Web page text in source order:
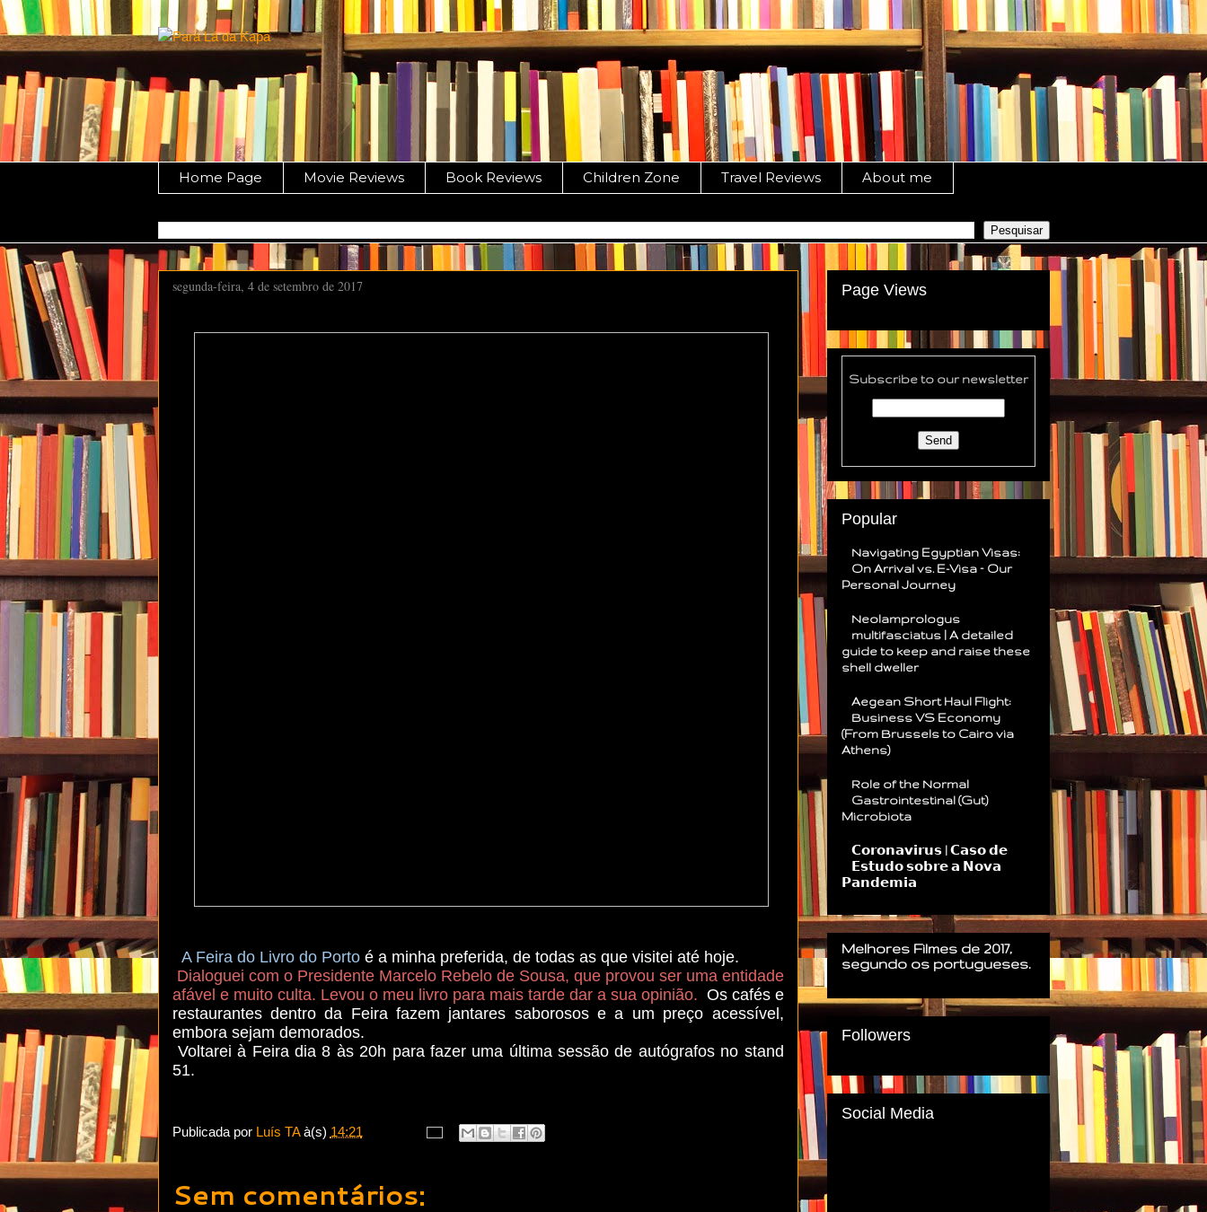
Home Page Movie Reviews Book Reviews Children Zone Travel Reviews About me
segunda-feira, 4 de setembro de 2017
A Feira do Livro do Portoé a minha preferida, de todas as que visitei até hoje.
Dialoguei com o Presidente Marcelo Rebelo de Sousa, que provou ser uma entidade
afável e muito culta. Levou o meu livro para mais tarde dar a sua opinião. Os cafés e
restaurantes dentro da Feira fazem jantares saborosos e a um preço acessível,
embora sejam demorados.
Voltarei à Feira dia 8 às 20h para fazer uma última sessão de autógrafos no stand
51.
Publicada por Luís TA à(s) 14:21
Sem comentários:
Page Views
Subscribe to our newsletter
Popular
Navigating Egyptian Visas:
On Arrival vs. E-Visa – Our
Personal Journey
Neolamprologus
multifasciatus | A detailed
guide to keep and raise these
shell dweller
Aegean Short Haul Flight:
Business VS Economy
(From Brussels to Cairo via
Athens)
Role of the Normal
Gastrointestinal (Gut)
Microbiota
𝗖𝗼𝗿𝗼𝗻𝗮𝘃𝗶𝗿𝘂𝘀 | 𝗖𝗮𝘀𝗼 𝗱𝗲
𝗘𝘀𝘁𝘂𝗱𝗼 𝘀𝗼𝗯𝗿𝗲 𝗮 𝗡𝗼𝘃𝗮
𝗣𝗮𝗻𝗱𝗲𝗺𝗶𝗮
Melhores Filmes de 2017,
segundo os portugueses.
Followers
Social Media